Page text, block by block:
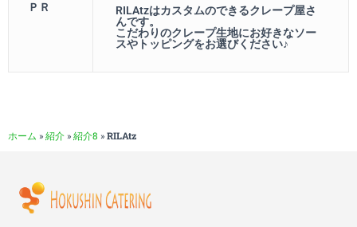
ＰＲ
RILAtzはカスタムのできるクレープ屋さ
んです。
こだわりのクレープ生地にお好きなソー
スやトッピングをお選びください♪
ホーム » 紹介 » 紹介8 » RILAtz